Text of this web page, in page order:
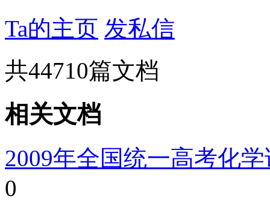
Ta的主页 发私信
共44710篇文档
相关文档
2009年全国统一高考化
0